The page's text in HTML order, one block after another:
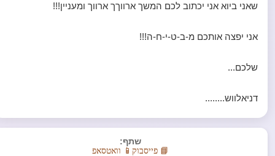
שאני ביוא אני יכתוב לכם המשך ארווךך ארווך ומעניין!!!
אני יפצה אותכם מ-ב-ט-י-ח-ה!!!
שלכם...
דניאלווש........
שתף:
📘 פייסבוק 📱 וואטסאפ